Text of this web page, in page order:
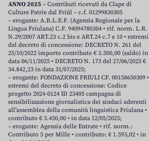
ANNO 2025 – Contributi ricevuti da Clape di
Culture Patrie dal Friûl – c.f. 01299830305
– erogante: A.R.L.E.F. (Agenzia Regionale per la
Lingua Friulana) C.F. 94094780304 • rif. norm. L.R.
N.29/2007 ART.23 c.2 bis e ART.24 c.7 e 10 • estremi
del decreto di concessione: DECRETO N. 261 del
25/10/2022 importo contributo € 3.500,00 (saldo) in
data 06/11/2025 • DECRETO N. 173 del 27/06/2025 €
34.842,23 in data 31/07/2025;
– erogante: FONDAZIONE FRIULI CF. 00158650309 •
estremi del decreto di concessione: Codice
progetto 2024-0124 ID 23405 campagna di
sensibilizzazione giornalistica dei sindaci aderenti
all’assemblea della comunità linguistica Friulana •
contributo € 3.450,00 • in data 12/05/2025;
– erogante: Agenzia delle Entrate • rif. norm.:
Contributo 5 per Mille • contributo: € 1.593,02 • in